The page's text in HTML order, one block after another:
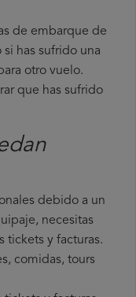
de embarque de
has sufrido una
otro vuelo.
que has sufrido
debido a un
necesitas
tickets y facturas.
comidas, tours